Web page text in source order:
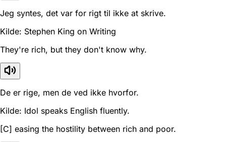
Jeg syntes, det var for rigt til ikke at skrive.
Kilde: Stephen King on Writing
They're rich, but they don't know why.
De er rige, men de ved ikke hvorfor.
Kilde: Idol speaks English fluently.
[C] easing the hostility between rich and poor.